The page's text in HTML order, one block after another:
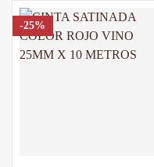
-25%